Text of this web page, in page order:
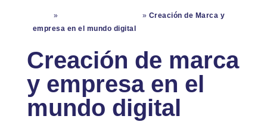
» » Creación de Marca y
empresa en el mundo digital
Creación de marca
y empresa en el
mundo digital